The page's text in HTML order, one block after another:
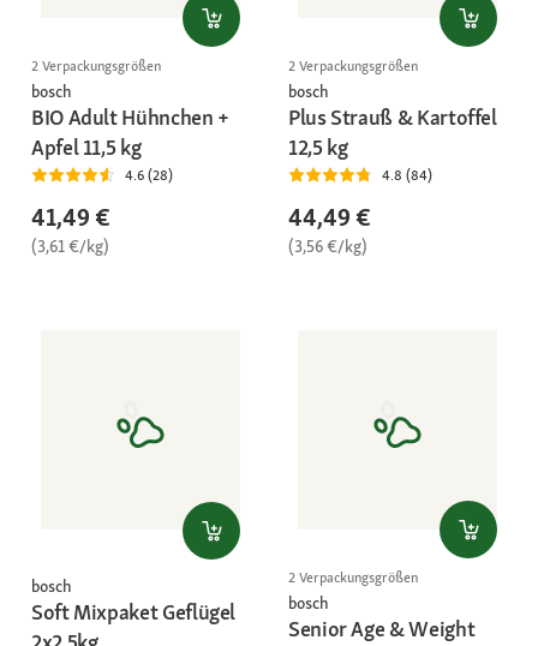
2 Verpackungsgrößen
bosch
BIO Adult Hühnchen +
Apfel 11,5 kg
4.6 (28)
41,49 €
(3,61 €/kg)
2 Verpackungsgrößen
bosch
Plus Strauß & Kartoffel
12,5 kg
4.8 (84)
44,49 €
(3,56 €/kg)
bosch
Soft Mixpaket Geflügel
2 Verpackungsgrößen
bosch
Senior Age & Weight